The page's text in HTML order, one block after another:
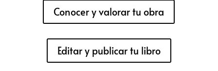
Conocer y valorar tu obra
Editar y publicar tu libro